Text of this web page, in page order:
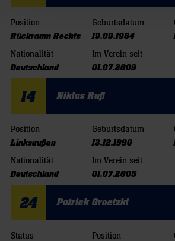
Position
Rückraum Rechts
Geburtsdatum
19.09.1984
Nationalität
Deutschland
Im Verein seit
01.07.2009
14 Niklas Ruß
Position
Linksaußen
Geburtsdatum
13.12.1990
Nationalität
Deutschland
Im Verein seit
01.07.2005
24 Patrick Groetzki
Status
Position